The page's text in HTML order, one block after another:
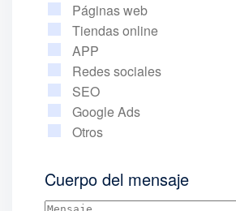
Páginas web
Tiendas online
APP
Redes sociales
SEO
Google Ads
Otros
Cuerpo del mensaje